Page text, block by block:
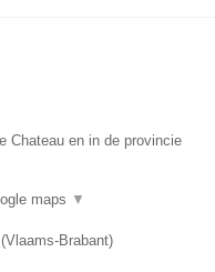
Chateau en in de provincie
maps ▼
(Vlaams-Brabant)